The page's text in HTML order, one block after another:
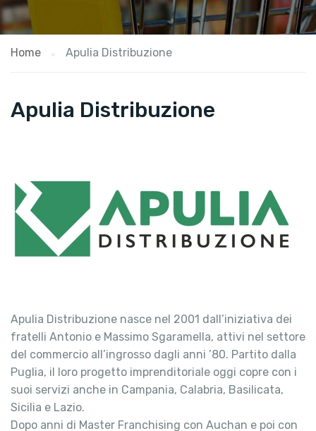
Home Apulia Distribuzione
Apulia Distribuzione
Apulia Distribuzione nasce nel 2001 dall’iniziativa dei
fratelli Antonio e Massimo Sgaramella, attivi nel settore
del commercio all’ingrosso dagli anni ’80. Partito dalla
Puglia, il loro progetto imprenditoriale oggi copre con i
suoi servizi anche in Campania, Calabria, Basilicata,
Sicilia e Lazio.
Dopo anni di Master Franchising con Auchan e poi con